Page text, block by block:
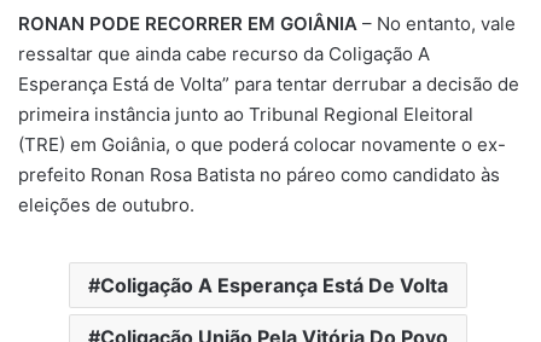
RONAN PODE RECORRER EM GOIÂNIA – No entanto, vale
ressaltar que ainda cabe recurso da Coligação A
Esperança Está de Volta” para tentar derrubar a decisão de
primeira instância junto ao Tribunal Regional Eleitoral
(TRE) em Goiânia, o que poderá colocar novamente o ex-
prefeito Ronan Rosa Batista no páreo como candidato às
eleições de outubro.
Coligação A Esperança Está De Volta
Coligação União Pela Vitória Do Povo